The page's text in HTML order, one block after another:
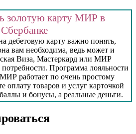
золотую карту МИР в
Сбербанке
дебетовую карту важно понять,
вам необходима, ведь может и
Виза, Мастеркард или МИР
Программа лояльности
работает по очень простому
оплату товаров и услуг карточкой
и бонусы, а реальные деньги.